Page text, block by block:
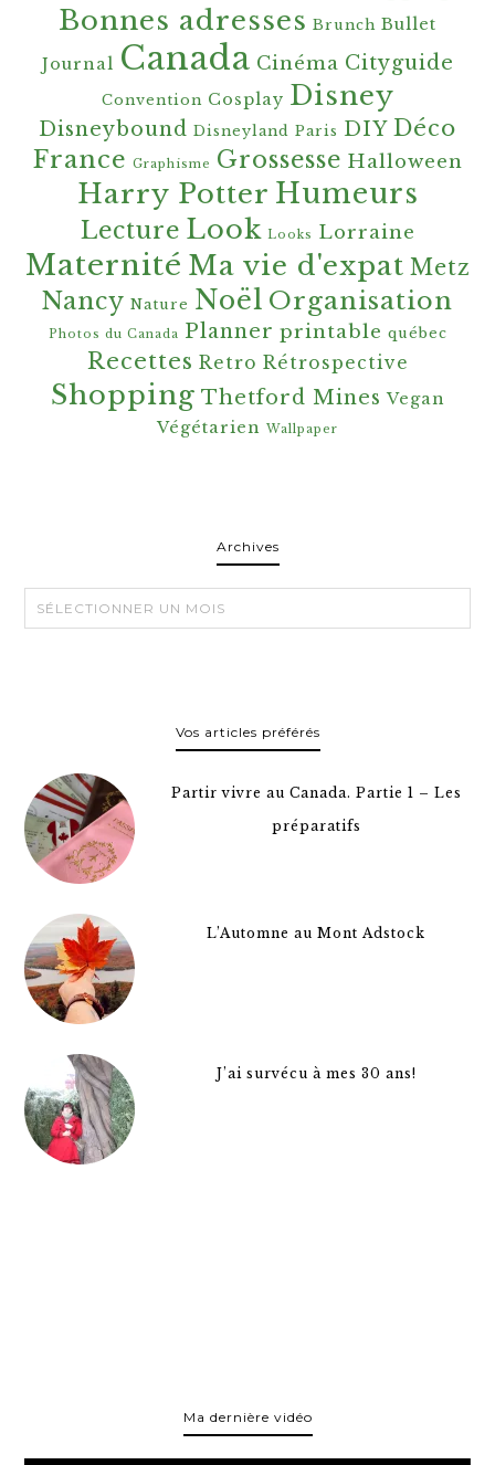
Bonnes adresses Brunch Bullet
Journal Canada Cinéma Cityguide
Convention Cosplay Disney
Disneybound Disneyland Paris DIY Déco
France Graphisme Grossesse Halloween
Harry Potter Humeurs
Lecture Look Looks Lorraine
Maternité Ma vie d'expat Metz
Nancy Nature Noël Organisation
Photos du Canada Planner printable québec
Recettes Retro Rétrospective
Shopping Thetford Mines Vegan
Végétarien Wallpaper
ArchivesArchives
Vos articles préférés
Partir vivre au Canada. Partie 1 – Les
préparatifs
L’Automne au Mont Adstock
J’ai survécu à mes 30 ans!
Ma dernière vidéo